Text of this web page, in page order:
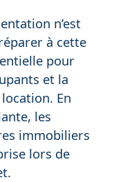
n’est
à cette
pour
et la
En
les
immobiliers
lors de